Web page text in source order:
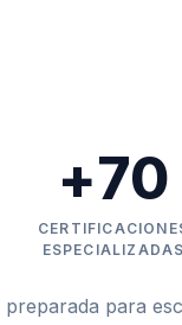
ESPECIALIZADAS
+70
para